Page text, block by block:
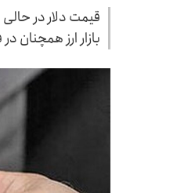
بازار ارز همچنان